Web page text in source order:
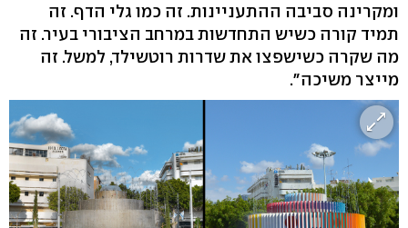
ומקרינה סביבה ההתעניינות. זה כמו גלי הדף. זה
תמיד קורה כשיש התחדשות במרחב הציבורי בעיר. זה
מה שקרה כשישפצו את שדרות רוטשילד, למשל. זה
מייצר משיכה".